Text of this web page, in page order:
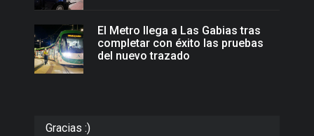
El Metro llega a Las Gabias tras
completar con éxito las pruebas
del nuevo trazado
Gracias :)